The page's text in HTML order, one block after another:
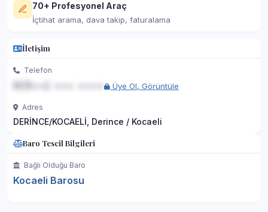
70+ Profesyonel Araç
İçtihat arama, dava takip, faturalama
İletişim
Telefon
Üye Ol, Görüntüle
Adres
DERİNCE/KOCAELİ, Derince / Kocaeli
Baro Tescil Bilgileri
Bağlı Olduğu Baro
Kocaeli Barosu